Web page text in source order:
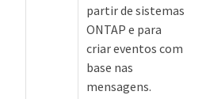
partir de sistemas
ONTAP e para
criar eventos com
base nas
mensagens.